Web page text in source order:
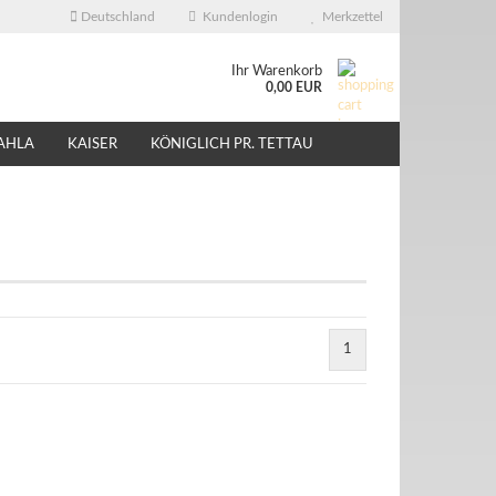
Deutschland Kundenlogin Merkzettel
Ihr Warenkorb
0,00 EUR
KAISER KÖNIGLICH PR. TETTAU
1